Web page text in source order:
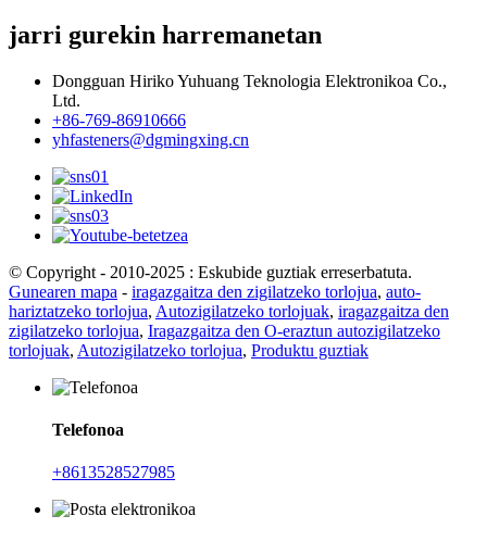
jarri gurekin harremanetan
Dongguan Hiriko Yuhuang Teknologia Elektronikoa Co.,
Ltd.
+86-769-86910666
yhfasteners@dgmingxing.cn
© Copyright - 2010-2025 : Eskubide guztiak erreserbatuta.
Gunearen mapa - iragazgaitza den zigilatzeko torlojua, auto-
hariztatzeko torlojua, Autozigilatzeko torlojuak, iragazgaitza den
zigilatzeko torlojua, Iragazgaitza den O-eraztun autozigilatzeko
torlojuak, Autozigilatzeko torlojua, Produktu guztiak
Telefonoa
+8613528527985